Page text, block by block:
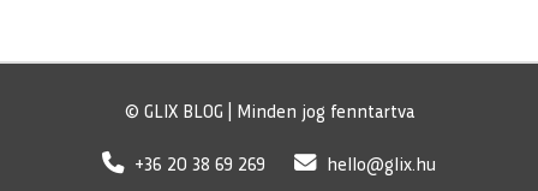
© GLIX BLOG | Minden jog fenntartva
+36 20 38 69 269 hello@glix.hu